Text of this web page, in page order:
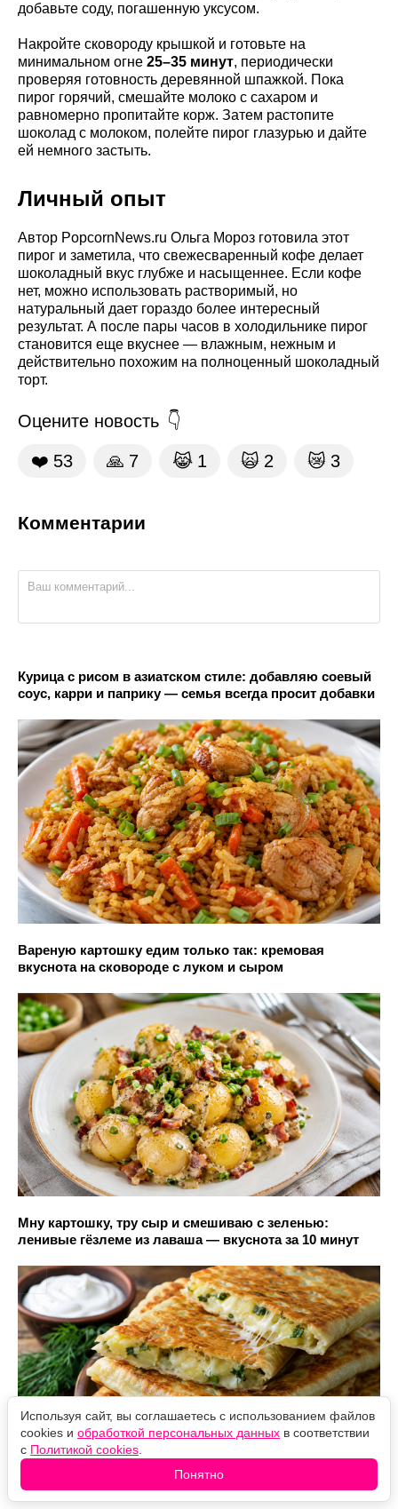
добавьте соду, погашенную уксусом.
Накройте сковороду крышкой и готовьте на
минимальном огне 25–35 минут, периодически
проверяя готовность деревянной шпажкой. Пока
пирог горячий, смешайте молоко с сахаром и
равномерно пропитайте корж. Затем растопите
шоколад с молоком, полейте пирог глазурью и дайте
ей немного застыть.
Личный опыт
Автор PopcornNews.ru Ольга Мороз готовила этот
пирог и заметила, что свежесваренный кофе делает
шоколадный вкус глубже и насыщеннее. Если кофе
нет, можно использовать растворимый, но
натуральный дает гораздо более интересный
результат. А после пары часов в холодильнике пирог
становится еще вкуснее — влажным, нежным и
действительно похожим на полноценный шоколадный
торт.
Оцените новость
❤️ 53 🙏 7 😹 1 🙀 2 😿 3
Комментарии
Курица с рисом в азиатском стиле: добавляю соевый
соус, карри и паприку — семья всегда просит добавки
Вареную картошку едим только так: кремовая
вкуснота на сковороде с луком и сыром
Мну картошку, тру сыр и смешиваю с зеленью:
ленивые гёзлеме из лаваша — вкуснота за 10 минут
Используя сайт, вы соглашаетесь с использованием файлов
cookies и обработкой персональных данных в соответствии
с Политикой cookies
Понятно